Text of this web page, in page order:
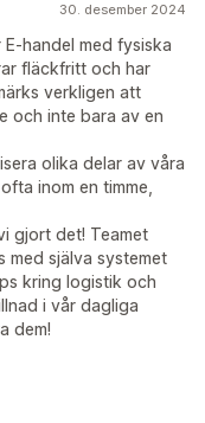
30. desember 2024
handel med fysiska
fläckfritt och har
verkligen att
och inte bara av en
olika delar av våra
inom en timme,
gjort det! Teamet
med själva systemet
kring logistik och
i vår dagliga
dem!